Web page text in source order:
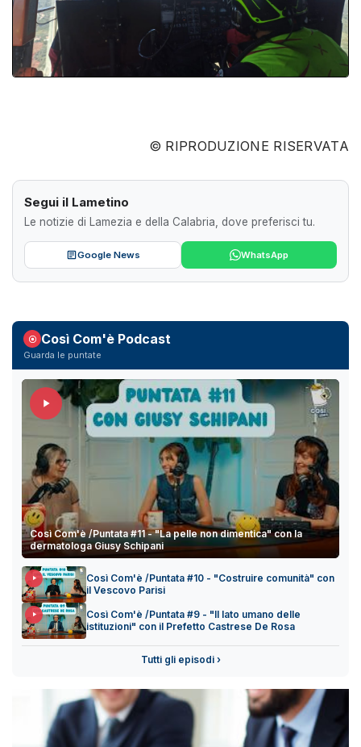
© RIPRODUZIONE RISERVATA
Segui il Lametino
Le notizie di Lamezia e della Calabria, dove preferisci tu.
Google News WhatsApp
Così Com'è Podcast
Guarda le puntate
Così Com'è /Puntata #11 - "La pelle non dimentica" con la
dermatologa Giusy Schipani
Così Com'è /Puntata #10 - "Costruire comunità" con
il Vescovo Parisi
Così Com'è /Puntata #9 - "Il lato umano delle
istituzioni" con il Prefetto Castrese De Rosa
Tutti gli episodi ›